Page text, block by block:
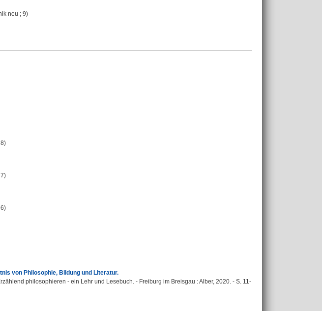
neu ; 9)
von Philosophie, Bildung und Literatur.
philosophieren - ein Lehr und Lesebuch. - Freiburg im Breisgau : Alber, 2020. - S. 11-